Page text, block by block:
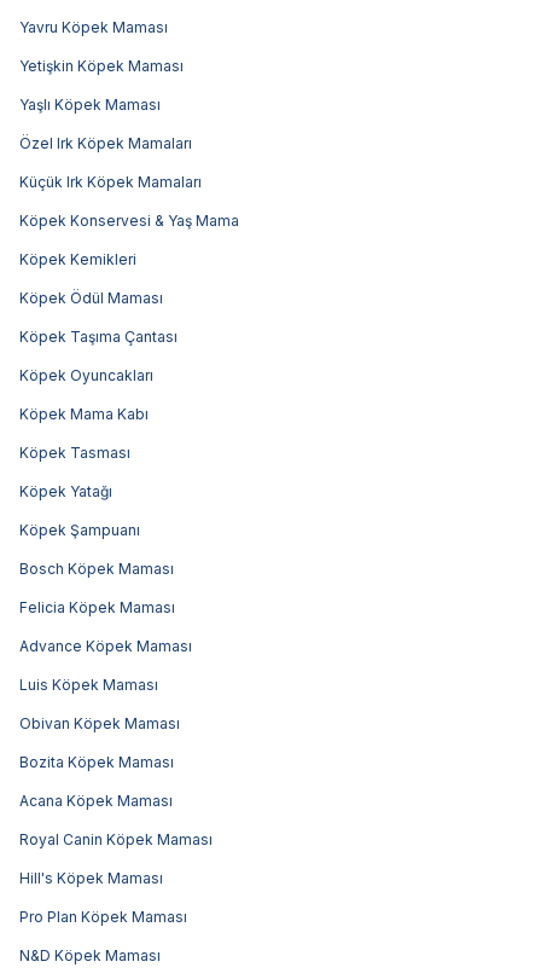
Yavru Köpek Maması
Yetişkin Köpek Maması
Yaşlı Köpek Maması
Özel Irk Köpek Mamaları
Küçük Irk Köpek Mamaları
Köpek Konservesi & Yaş Mama
Köpek Kemikleri
Köpek Ödül Maması
Köpek Taşıma Çantası
Köpek Oyuncakları
Köpek Mama Kabı
Köpek Tasması
Köpek Yatağı
Köpek Şampuanı
Bosch Köpek Maması
Felicia Köpek Maması
Advance Köpek Maması
Luis Köpek Maması
Obivan Köpek Maması
Bozita Köpek Maması
Acana Köpek Maması
Royal Canin Köpek Maması
Hill's Köpek Maması
Pro Plan Köpek Maması
N&D Köpek Maması